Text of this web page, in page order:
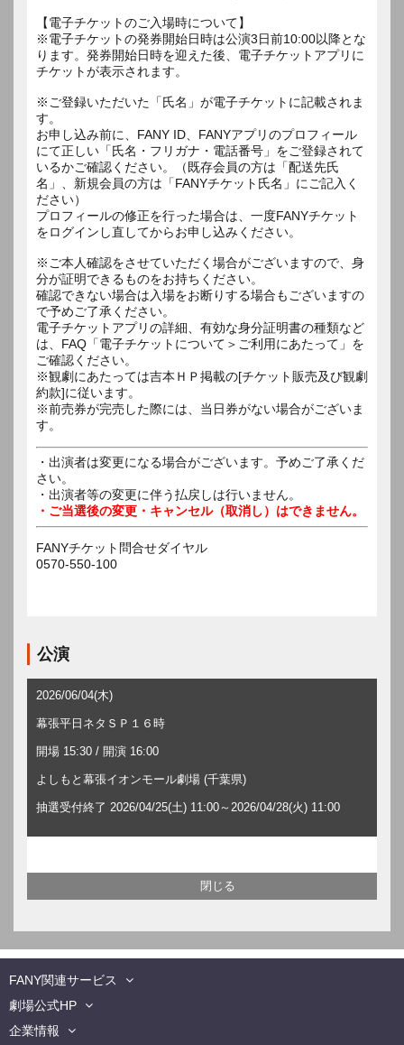
【電子チケットのご入場時について】
※電子チケットの発券開始日時は公演3日前10:00以降とな
ります。発券開始日時を迎えた後、電子チケットアプリに
チケットが表示されます。
※ご登録いただいた「氏名」が電子チケットに記載されま
す。
お申し込み前に、FANY ID、FANYアプリのプロフィール
にて正しい「氏名・フリガナ・電話番号」をご登録されて
いるかご確認ください。（既存会員の方は「配送先氏
名」、新規会員の方は「FANYチケット氏名」にご記入く
ださい）
プロフィールの修正を行った場合は、一度FANYチケット
をログインし直してからお申し込みください。
※ご本人確認をさせていただく場合がございますので、身
分が証明できるものをお持ちください。
確認できない場合は入場をお断りする場合もございますの
で予めご了承ください。
電子チケットアプリの詳細、有効な身分証明書の種類など
は、FAQ「電子チケットについて＞ご利用にあたって」を
ご確認ください。
※観劇にあたっては吉本ＨＰ掲載の[チケット販売及び観劇
約款]に従います。
※前売券が完売した際には、当日券がない場合がございま
す。
・出演者は変更になる場合がございます。予めご了承くだ
さい。
・出演者等の変更に伴う払戻しは行いません。
・ご当選後の変更・キャンセル（取消し）はできません。
FANYチケット問合せダイヤル
0570-550-100
公演
2026/06/04(木)
幕張平日ネタＳＰ１６時
開場 15:30 / 開演 16:00
よしもと幕張イオンモール劇場 (千葉県)
抽選受付終了 2026/04/25(土) 11:00～2026/04/28(火) 11:00
FANY関連サービス
劇場公式HP
企業情報